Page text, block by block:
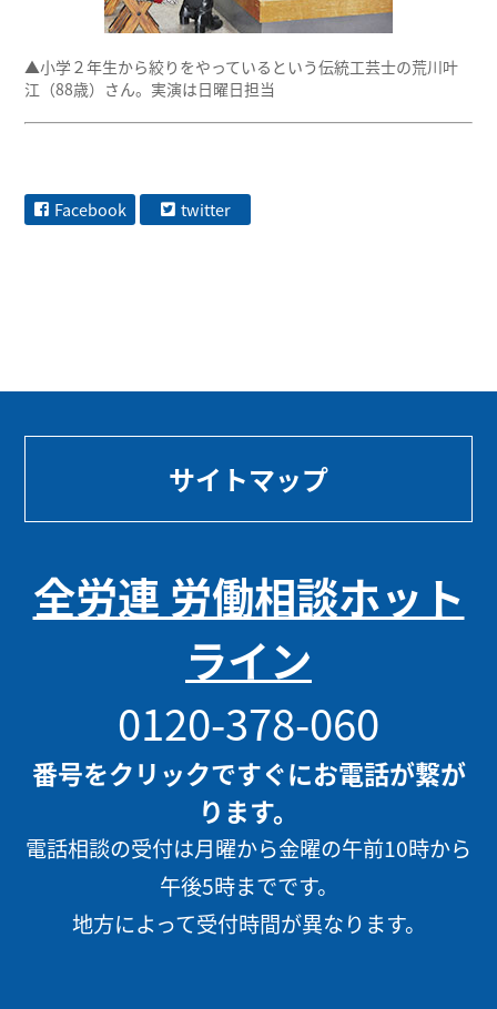
▲小学２年生から絞りをやっているという伝統工芸士の荒川叶
江（88歳）さん。実演は日曜日担当
Facebook twitter
サイトマップ
全労連 労働相談ホット
ライン
0120-378-060
番号をクリックですぐにお電話が繋が
ります。
電話相談の受付は月曜から金曜の午前10時から
午後5時までです。
地方によって受付時間が異なります。